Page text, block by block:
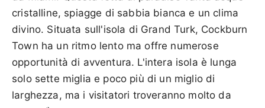
cristalline, spiagge di sabbia bianca e un clima
divino. Situata sull'isola di Grand Turk, Cockburn
Town ha un ritmo lento ma offre numerose
opportunità di avventura. L'intera isola è lunga
solo sette miglia e poco più di un miglio di
larghezza, ma i visitatori troveranno molto da